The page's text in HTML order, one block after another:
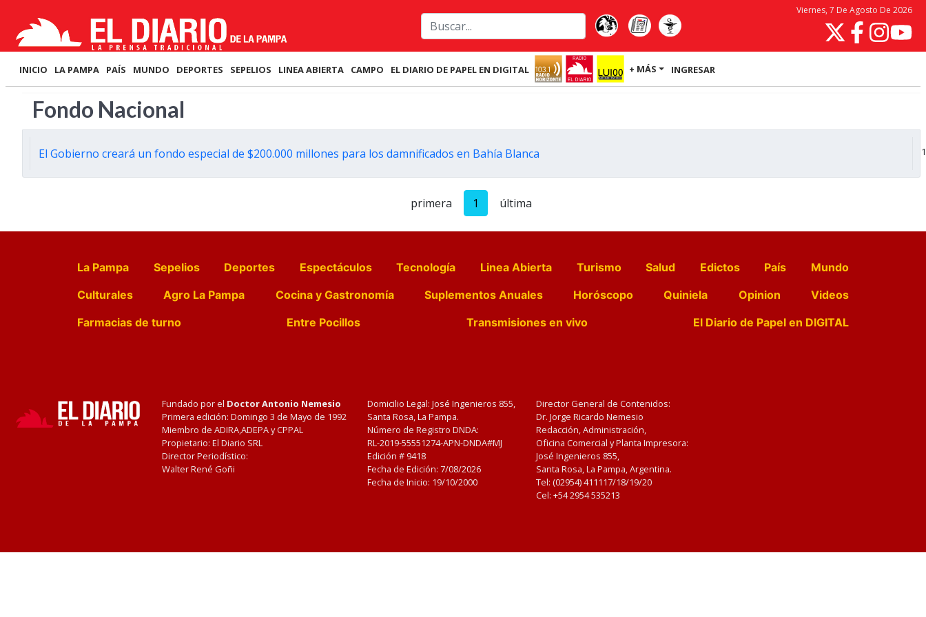
Viernes, 7 De Agosto De 2026
INICIO LA PAMPA PAÍS MUNDO DEPORTES SEPELIOS LINEA ABIERTA CAMPO EL DIARIO DE PAPEL EN DIGITAL + MÁS INGRESAR
Fondo Nacional
El Gobierno creará un fondo especial de $200.000 millones para los damnificados en Bahía Blanca
primera 1 última
La Pampa Sepelios Deportes Espectáculos Tecnología Linea Abierta Turismo Salud Edictos País
Mundo
Culturales
Agro La Pampa Cocina y Gastronomía Suplementos Anuales Horóscopo Quiniela Opinion
Videos
Farmacias de turno
Entre Pocillos Transmisiones en vivo El Diario de Papel en DIGITAL
Fundado por el Doctor Antonio Nemesio
Primera edición: Domingo 3 de Mayo de 1992
Miembro de ADIRA,ADEPA y CPPAL
Propietario: El Diario SRL
Director Periodístico:
Walter René Goñi
Domicilio Legal: José Ingenieros 855,
Santa Rosa, La Pampa.
Número de Registro DNDA:
RL-2019-55551274-APN-DNDA#MJ
Edición # 9418
Fecha de Edición: 7/08/2026
Fecha de Inicio: 19/10/2000
Director General de Contenidos:
Dr. Jorge Ricardo Nemesio
Redacción, Administración,
Oficina Comercial y Planta Impresora:
José Ingenieros 855,
Santa Rosa, La Pampa, Argentina.
Tel: (02954) 411117/18/19/20
Cel: +54 2954 535213